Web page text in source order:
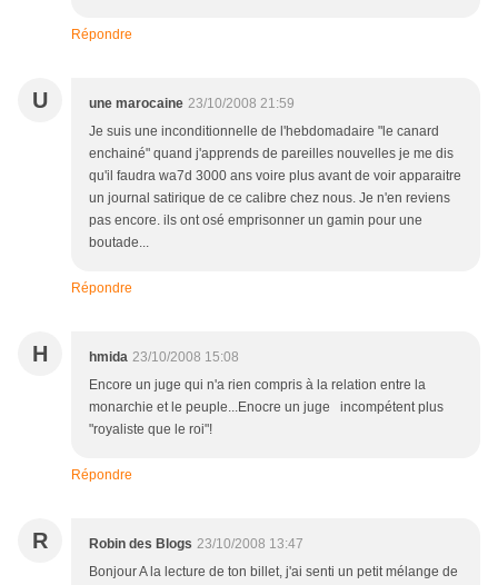
Répondre
U une marocaine 23/10/2008 21:59
Je suis une inconditionnelle de l'hebdomadaire "le canard
enchainé" quand j'apprends de pareilles nouvelles je me dis
qu'il faudra wa7d 3000 ans voire plus avant de voir apparaitre
un journal satirique de ce calibre chez nous. Je n'en reviens
pas encore. ils ont osé emprisonner un gamin pour une
boutade...
Répondre
H hmida 23/10/2008 15:08
Encore un juge qui n'a rien compris à la relation entre la
monarchie et le peuple...Enocre un juge incompétent plus
"royaliste que le roi"!
Répondre
R Robin des Blogs 23/10/2008 13:47
Bonjour A la lecture de ton billet, j'ai senti un petit mélange de